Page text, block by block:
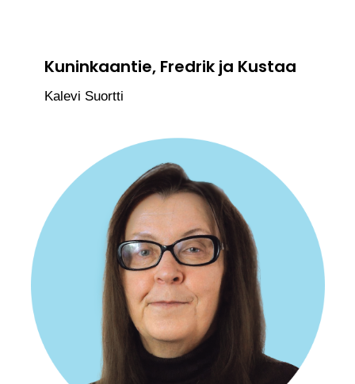
Kuninkaantie, Fredrik ja Kustaa
Kalevi Suortti